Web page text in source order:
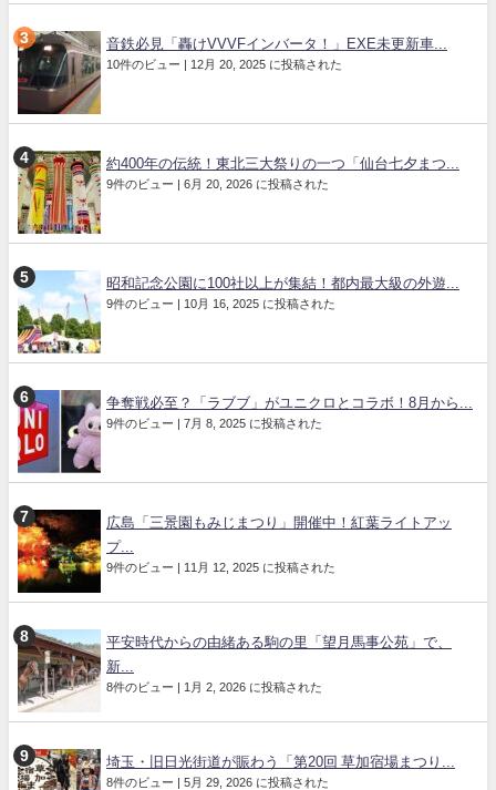
音鉄必見「轟けVVVFインバータ！」EXE未更新車...
10件のビュー | 12月 20, 2025 に投稿された
約400年の伝統！東北三大祭りの一つ「仙台七夕まつ...
9件のビュー | 6月 20, 2026 に投稿された
昭和記念公園に100社以上が集結！都内最大級の外遊...
9件のビュー | 10月 16, 2025 に投稿された
争奪戦必至？「ラブブ」がユニクロとコラボ！8月から...
9件のビュー | 7月 8, 2025 に投稿された
広島「三景園もみじまつり」開催中！紅葉ライトアッ
プ...
9件のビュー | 11月 12, 2025 に投稿された
平安時代からの由緒ある駒の里「望月馬事公苑」で、
新...
8件のビュー | 1月 2, 2026 に投稿された
埼玉・旧日光街道が賑わう「第20回 草加宿場まつり...
8件のビュー | 5月 29, 2026 に投稿された